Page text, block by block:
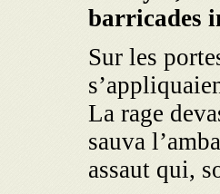
barricades
Sur les
La rage
sauva
assaut qui,